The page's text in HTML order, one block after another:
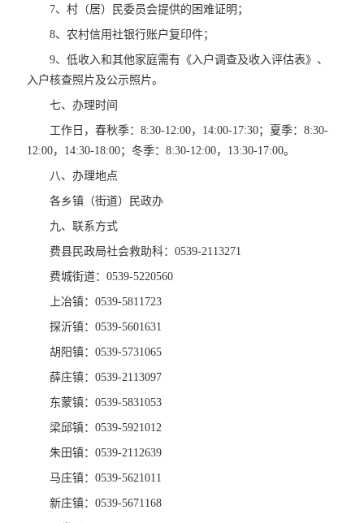
7、村（居）民委员会提供的困难证明；
8、农村信用社银行账户复印件；
9、低收入和其他家庭需有《入户调查及收入评估表》、
入户核查照片及公示照片。
七、办理时间
工作日，春秋季：8:30-12:00，14:00-17:30；夏季：8:30-
12:00，14:30-18:00；冬季：8:30-12:00，13:30-17:00。
八、办理地点
各乡镇（街道）民政办
九、联系方式
费县民政局社会救助科：0539-2113271
费城街道：0539-5220560
上冶镇：0539-5811723
探沂镇：0539-5601631
胡阳镇：0539-5731065
薛庄镇：0539-2113097
东蒙镇：0539-5831053
梁邱镇：0539-5921012
朱田镇：0539-2112639
马庄镇：0539-5621011
新庄镇：0539-5671168